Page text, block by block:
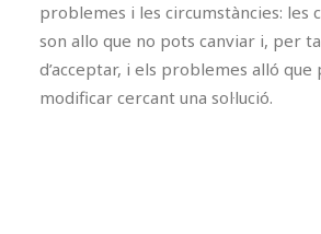
problemes i les circumstàncies: les
son allo que no pots canviar i, per
d’acceptar, i els problemes alló
modificar cercant una sol·lució.